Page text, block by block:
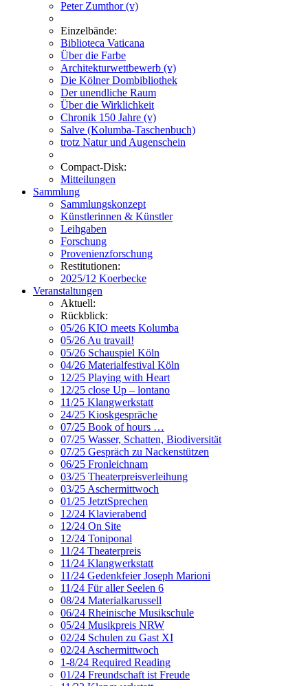
Peter Zumthor (v)
Einzelbände:
Biblioteca Vaticana
Über die Farbe
Architekturwettbewerb (v)
Die Kölner Dombibliothek
Der unendliche Raum
Über die Wirklichkeit
Chronik 150 Jahre (v)
Salve (Kolumba-Taschenbuch)
trotz Natur und Augenschein
Compact-Disk:
Mitteilungen
Sammlung
Sammlungskonzept
Künstlerinnen & Künstler
Leihgaben
Forschung
Provenienzforschung
Restitutionen:
2025/12 Koerbecke
Veranstaltungen
Aktuell:
Rückblick:
05/26 KIO meets Kolumba
05/26 Au travail!
05/26 Schauspiel Köln
04/26 Materialfestival Köln
12/25 Playing with Heart
12/25 close Up – lontano
11/25 Klangwerkstatt
24/25 Kioskgespräche
07/25 Book of hours …
07/25 Wasser, Schatten, Biodiversität
07/25 Gespräch zu Nackenstützen
06/25 Fronleichnam
03/25 Theaterpreisverleihung
03/25 Aschermittwoch
01/25 JetztSprechen
12/24 Klavierabend
12/24 On Site
12/24 Toniponal
11/24 Theaterpreis
11/24 Klangwerkstatt
11/24 Gedenkfeier Joseph Marioni
11/24 Für aller Seelen 6
08/24 Materialkarussell
06/24 Rheinische Musikschule
05/24 Musikpreis NRW
02/24 Schulen zu Gast XI
02/24 Aschermittwoch
1-8/24 Required Reading
01/24 Freundschaft ist Freude